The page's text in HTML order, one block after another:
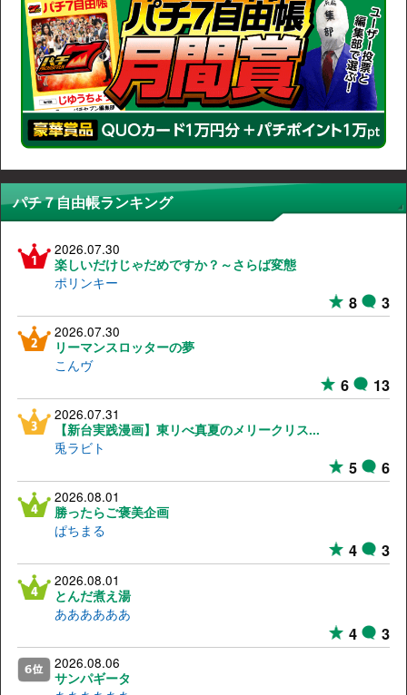
パチ７自由帳ランキング
2026.07.30
楽しいだけじゃだめですか？～さらば変態
ポリンキー
8 3
2026.07.30
リーマンスロッターの夢
こんヴ
6 13
2026.07.31
【新台実践漫画】東リべ真夏のメリークリス...
兎ラビト
5 6
2026.08.01
勝ったらご褒美企画
ぱちまる
4 3
2026.08.01
とんだ煮え湯
ああああああ
4 3
2026.08.06
サンパギータ